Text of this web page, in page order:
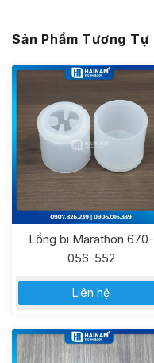
Sản Phẩm Tương Tự
Lồng bi Marathon 670-
056-552
Liên hệ